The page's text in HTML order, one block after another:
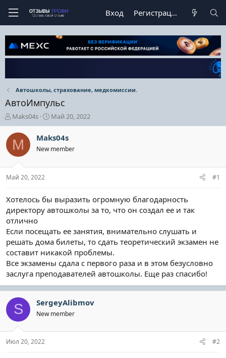
Вход Регистрация
Автошколы, страхование, медкомиссии.
АвтоИмпульс
А
в
т
о
р
е
м
Maks04s
Д
а
а
н
ч
а
Май 20, 2022
M Maks04s
New member
Май 20, 2022 #1
Хотелось бы выразить огромную благодарность
директору автошколы за то, что он создал ее и так
отлично
Если посещать ее занятия, внимательно слушать и
решать дома билеты, то сдать теоретический экзамен не
составит никакой проблемы.
Все экзамены сдала с первого раза и в этом безусловно
заслуга преподавателей автошколы. Еще раз спасибо!
S SergeyAlibmov
New member
Июл 20, 2022 #2